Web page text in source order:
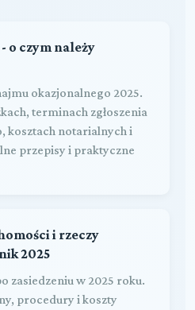
o czym należy
okazjonalnego 2025.
terminach zgłoszenia
kosztach notarialnych i
przepisy i praktyczne
i rzeczy
2025
zasiedzeniu w 2025 roku.
procedury i koszty